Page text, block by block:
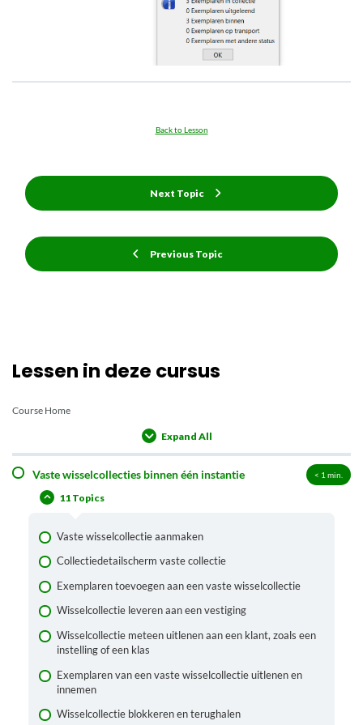
Previous Topic
Back to Lesson
Next Topic
Lessen in deze cursus
Course Home
Expand All
Vaste wisselcollecties binnen één instantie < 1 min.
11 Topics
Vaste wisselcollectie aanmaken
Collectiedetailscherm vaste collectie
Exemplaren toevoegen aan een vaste wisselcollectie
Wisselcollectie leveren aan een vestiging
Wisselcollectie meteen uitlenen aan een klant, zoals een
instelling of een klas
Exemplaren van een vaste wisselcollectie uitlenen en
innemen
Wisselcollectie blokkeren en terughalen